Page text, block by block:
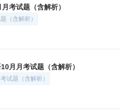
考试题（含解析）
（含解析）
月月考试题（含解析）
试题（含解析）